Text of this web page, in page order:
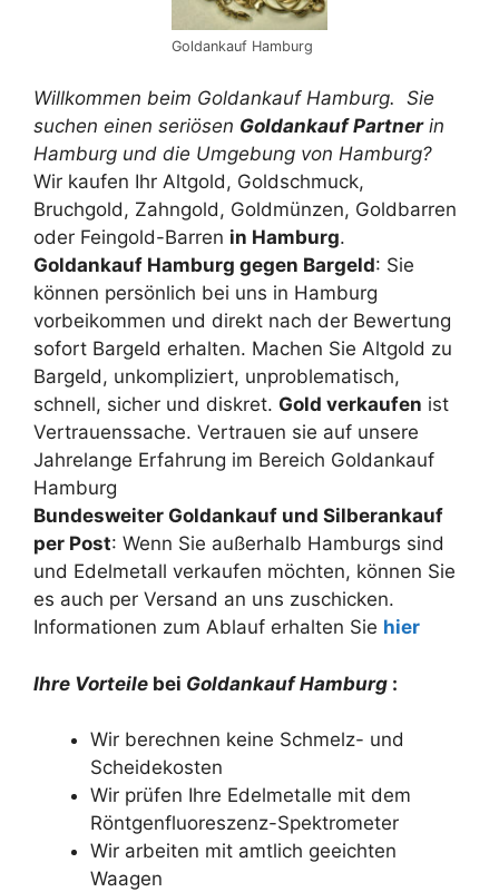
Goldankauf Hamburg
Willkommen beim Goldankauf Hamburg. Sie
suchen einen seriösen Goldankauf Partnerin
Hamburg und die Umgebung von Hamburg?
Wir kaufen Ihr Altgold, Goldschmuck,
Bruchgold, Zahngold, Goldmünzen, Goldbarren
oder Feingold-Barren in Hamburg.
Goldankauf Hamburg gegen Bargeld: Sie
können persönlich bei uns in Hamburg
vorbeikommen und direkt nach der Bewertung
sofort Bargeld erhalten. Machen Sie Altgold zu
Bargeld, unkompliziert, unproblematisch,
schnell, sicher und diskret. Gold verkaufen ist
Vertrauenssache. Vertrauen sie auf unsere
Jahrelange Erfahrung im Bereich Goldankauf
Hamburg
Bundesweiter Goldankauf und Silberankauf
per Post: Wenn Sie außerhalb Hamburgs sind
und Edelmetall verkaufen möchten, können Sie
es auch per Versand an uns zuschicken.
Informationen zum Ablauf erhalten Sie hier
Ihre Vorteile bei Goldankauf Hamburg :
Wir berechnen keine Schmelz- und
Scheidekosten
Wir prüfen Ihre Edelmetalle mit dem
Röntgenfluoreszenz-Spektrometer
Wir arbeiten mit amtlich geeichten
Waagen